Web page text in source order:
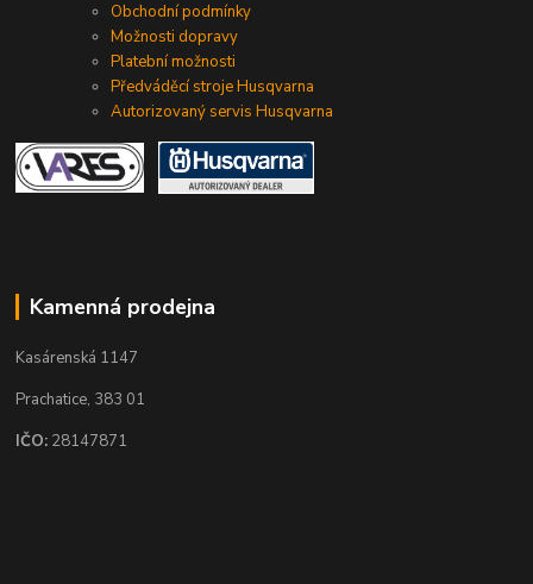
Obchodní podmínky
Možnosti dopravy
Platební možnosti
Předváděcí stroje Husqvarna
Autorizovaný servis Husqvarna
Kamenná prodejna
Kasárenská 1147
Prachatice, 383 01
IČO: 28147871